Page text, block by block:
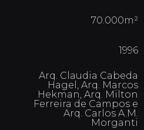
70.000m²
1996
Arq. Claudia Cabeda
Hagel, Arq. Marcos
Hekman, Arq. Milton
Ferreira de Campos e
Arq. Carlos A.M.
Morganti